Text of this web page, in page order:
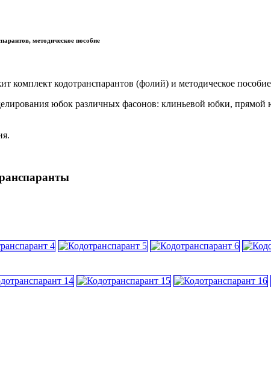
методическое пособие
комплект кодотранспарантов (фолий) и методическое
юбок различных фасонов: клиньевой юбки,